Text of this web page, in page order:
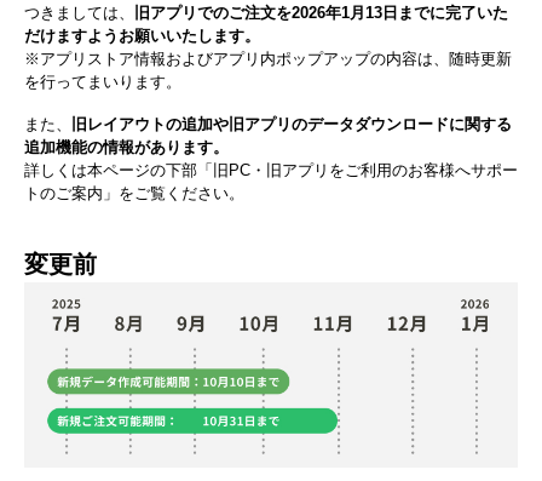
つきましては、
旧アプリでのご注文を2026年1月13日までに完了いた
だけますようお願いいたします。
※アプリストア情報およびアプリ内ポップアップの内容は、随時更新
を行ってまいります。
また、
旧レイアウトの追加や旧アプリのデータダウンロードに関する
追加機能の情報があります。
詳しくは本ページの下部「旧PC・旧アプリをご利用のお客様へサポー
トのご案内」をご覧ください。
変更前